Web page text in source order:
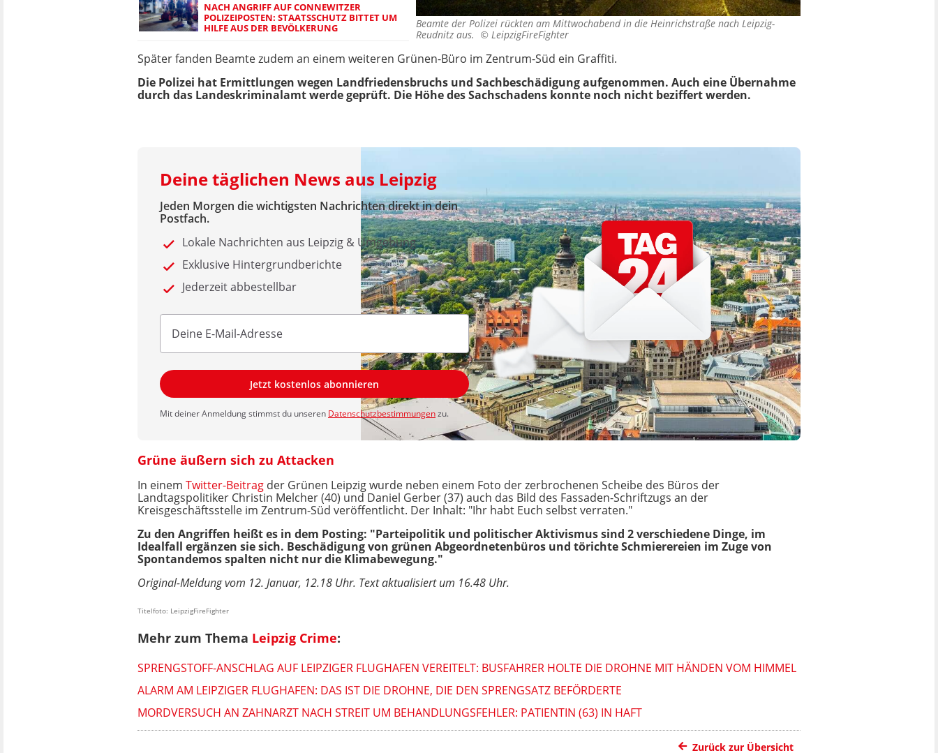
Beamte der Polizei rückten am Mittwochabend in die Heinrichstraße nach Leipzig-
Reudnitz aus. © LeipzigFireFighter
NACH ANGRIFF AUF CONNEWITZER
POLIZEIPOSTEN: STAATSSCHUTZ BITTET UM
HILFE AUS DER BEVÖLKERUNG
Später fanden Beamte zudem an einem weiteren Grünen-Büro im Zentrum-Süd ein Graffiti.
Die Polizei hat Ermittlungen wegen Landfriedensbruchs und Sachbeschädigung aufgenommen. Auch eine Übernahme
durch das Landeskriminalamt werde geprüft. Die Höhe des Sachschadens konnte noch nicht beziffert werden.
Deine täglichen News aus Leipzig
Jeden Morgen die wichtigsten Nachrichten direkt in dein
Postfach.
Lokale Nachrichten aus Leipzig & Umgebung
Exklusive Hintergrundberichte
Jederzeit abbestellbar
Jetzt kostenlos abonnieren
Mit deiner Anmeldung stimmst du unseren Datenschutzbestimmungenzu.
Grüne äußern sich zu Attacken
In einem Twitter-Beitrag der Grünen Leipzig wurde neben einem Foto der zerbrochenen Scheibe des Büros der
Landtagspolitiker Christin Melcher (40) und Daniel Gerber (37) auch das Bild des Fassaden-Schriftzugs an der
Kreisgeschäftsstelle im Zentrum-Süd veröffentlicht. Der Inhalt: "Ihr habt Euch selbst verraten."
Zu den Angriffen heißt es in dem Posting: "Parteipolitik und politischer Aktivismus sind 2 verschiedene Dinge, im
Idealfall ergänzen sie sich. Beschädigung von grünen Abgeordnetenbüros und törichte Schmierereien im Zuge von
Spontandemos spalten nicht nur die Klimabewegung."
Original-Meldung vom 12. Januar, 12.18 Uhr. Text aktualisiert um 16.48 Uhr.
Titelfoto: LeipzigFireFighter
Mehr zum Thema Leipzig Crime:
SPRENGSTOFF-ANSCHLAG AUF LEIPZIGER FLUGHAFEN VEREITELT: BUSFAHRER HOLTE DIE DROHNE MIT HÄNDEN VOM HIMMEL
ALARM AM LEIPZIGER FLUGHAFEN: DAS IST DIE DROHNE, DIE DEN SPRENGSATZ BEFÖRDERTE
MORDVERSUCH AN ZAHNARZT NACH STREIT UM BEHANDLUNGSFEHLER: PATIENTIN (63) IN HAFT
Zurück zur Übersicht